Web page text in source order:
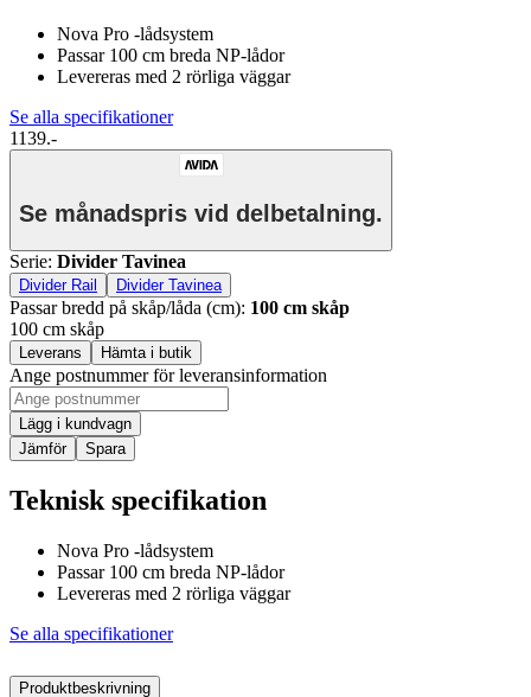
Nova Pro -lådsystem
Passar 100 cm breda NP-lådor
Levereras med 2 rörliga väggar
Se alla specifikationer
1139.-
Se månadspris vid delbetalning.
Serie: Divider Tavinea
Divider Rail Divider Tavinea
Passar bredd på skåp/låda (cm): 100 cm skåp
100 cm skåp
Leverans Hämta i butik
Ange postnummer för leveransinformation
Lägg i kundvagn
Jämför
Spara
Teknisk specifikation
Nova Pro -lådsystem
Passar 100 cm breda NP-lådor
Levereras med 2 rörliga väggar
Se alla specifikationer
Produktbeskrivning